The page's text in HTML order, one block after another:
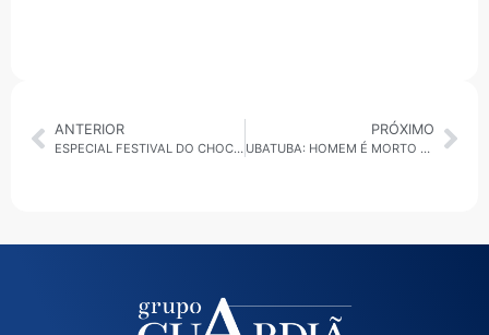
ANTERIOR
ESPECIAL FESTIVAL DO CHOCOLATE 2025: LORENA ALEXANDER COVER DE MARÍLIA MENDONÇA NO PALCO PRINCIPAL
PRÓXIMO
UBATUBA: HOMEM É MORTO A TIROS NA PORTARIA DE CONDOMÍNIO EM ITAMAMBUCA